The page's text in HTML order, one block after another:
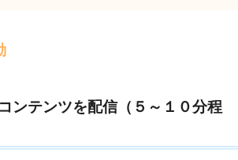
ンテンツを配信（５～１０分程